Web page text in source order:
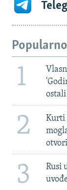
Popularno
1
ostali
2
Kurti
3
Rusi